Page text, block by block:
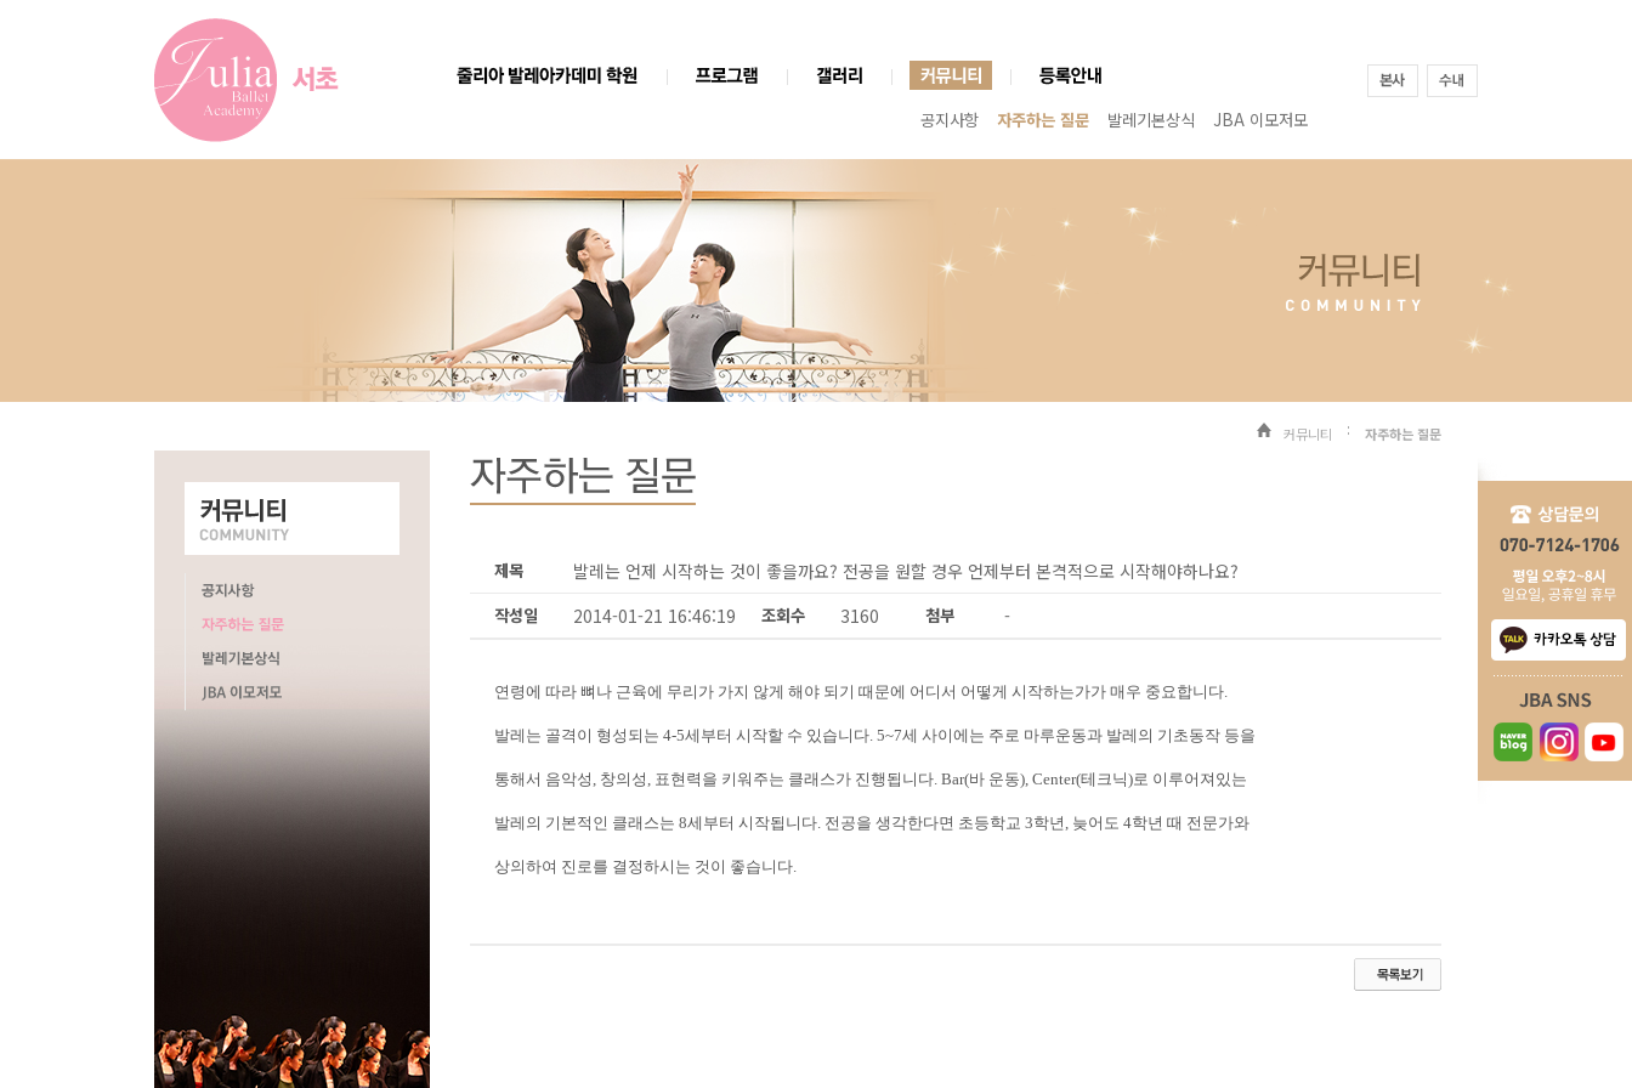
공지사항 자주하는 질문 발레기본상식 JBA 이모저모
커뮤니티 자주하는 질문
제목 발레는 언제 시작하는 것이 좋을까요? 전공을 원할 경우 언제부터 본격적으로 시작해야하나요?
작성일 2014-01-21 16:46:19 조회수 3160 첨부 -
연령에 따라 뼈나 근육에 무리가 가지 않게 해야 되기 때문에 어디서 어떻게 시작하는가가 매우 중요합니다.
발레는 골격이 형성되는 4-5세부터 시작할 수 있습니다. 5~7세 사이에는 주로 마루운동과 발레의 기초동작 등을
통해서 음악성 , 창의성 , 표현력을 키워주는 클래스가 진행됩니다. Bar(바 운동), Center(테크닉)로 이루어져있는
발레의 기본적인 클래스는 8세부터 시작됩니다. 전공을 생각한다면 초등학교 3학년 , 늦어도 4학년 때 전문가와
상의하여 진로를 결정하시는 것이 좋습니다.